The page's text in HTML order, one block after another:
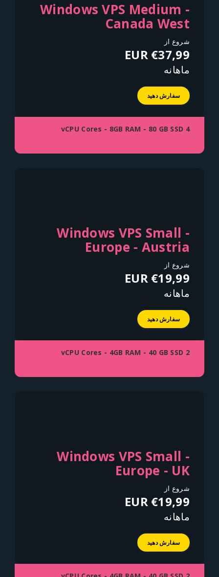
Windows VPS Medium -
Canada West
شروع از
€37,99 EUR
ماهانه
سفارش دهید
Windows VPS Small -
Europe - Austria
شروع از
€19,99 EUR
ماهانه
سفارش دهید
Windows VPS Small -
Europe - UK
شروع از
€19,99 EUR
ماهانه
سفارش دهید